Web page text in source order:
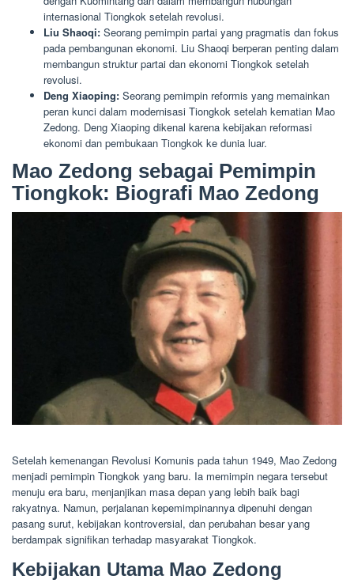
internasional Tiongkok setelah revolusi.
Liu Shaoqi: Seorang pemimpin partai yang pragmatis dan fokus
pada pembangunan ekonomi. Liu Shaoqi berperan penting dalam
membangun struktur partai dan ekonomi Tiongkok setelah
revolusi.
Deng Xiaoping: Seorang pemimpin reformis yang memainkan
peran kunci dalam modernisasi Tiongkok setelah kematian Mao
Zedong. Deng Xiaoping dikenal karena kebijakan reformasi
ekonomi dan pembukaan Tiongkok ke dunia luar.
Mao Zedong sebagai Pemimpin
Tiongkok: Biografi Mao Zedong
Setelah kemenangan Revolusi Komunis pada tahun 1949, Mao Zedong
menjadi pemimpin Tiongkok yang baru. Ia memimpin negara tersebut
menuju era baru, menjanjikan masa depan yang lebih baik bagi
rakyatnya. Namun, perjalanan kepemimpinannya dipenuhi dengan
pasang surut, kebijakan kontroversial, dan perubahan besar yang
berdampak signifikan terhadap masyarakat Tiongkok.
Kebijakan Utama Mao Zedong